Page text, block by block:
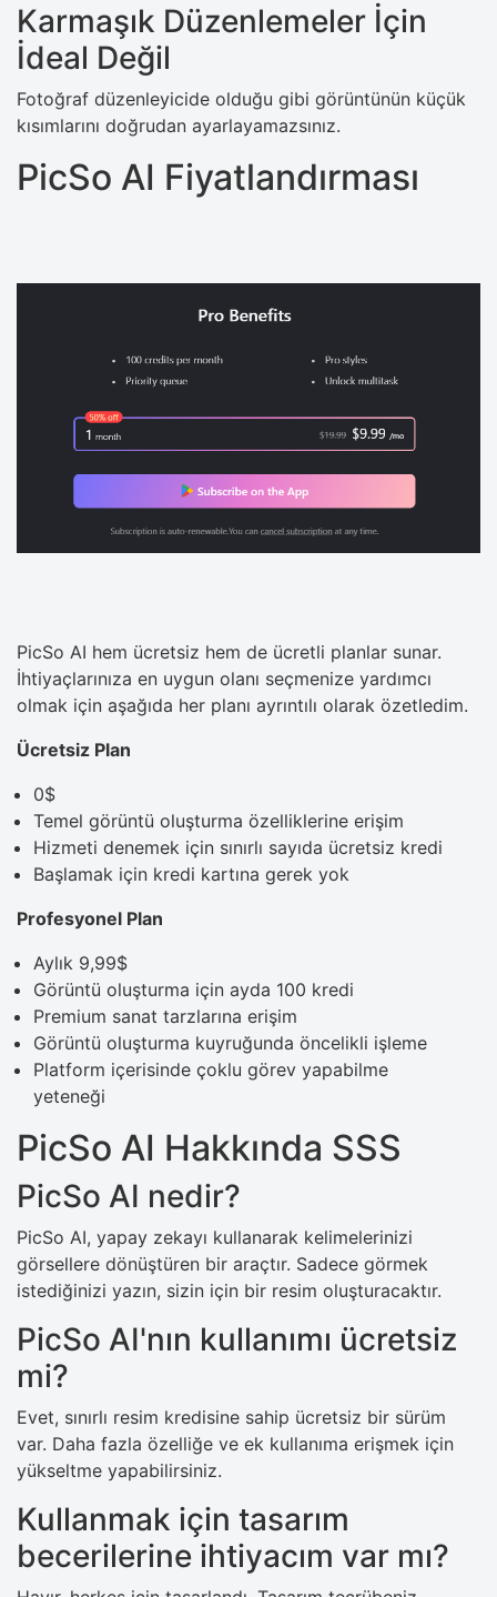
Karmaşık Düzenlemeler İçin
İdeal Değil
Fotoğraf düzenleyicide olduğu gibi görüntünün küçük
kısımlarını doğrudan ayarlayamazsınız.
PicSo AI Fiyatlandırması
PicSo AI hem ücretsiz hem de ücretli planlar sunar.
İhtiyaçlarınıza en uygun olanı seçmenize yardımcı
olmak için aşağıda her planı ayrıntılı olarak özetledim.
Ücretsiz Plan
0$
Temel görüntü oluşturma özelliklerine erişim
Hizmeti denemek için sınırlı sayıda ücretsiz kredi
Başlamak için kredi kartına gerek yok
Profesyonel Plan
Aylık 9,99$
Görüntü oluşturma için ayda 100 kredi
Premium sanat tarzlarına erişim
Görüntü oluşturma kuyruğunda öncelikli işleme
Platform içerisinde çoklu görev yapabilme
yeteneği
PicSo AI Hakkında SSS
PicSo AI nedir?
PicSo AI, yapay zekayı kullanarak kelimelerinizi
görsellere dönüştüren bir araçtır. Sadece görmek
istediğinizi yazın, sizin için bir resim oluşturacaktır.
PicSo AI'nın kullanımı ücretsiz
mi?
Evet, sınırlı resim kredisine sahip ücretsiz bir sürüm
var. Daha fazla özelliğe ve ek kullanıma erişmek için
yükseltme yapabilirsiniz.
Kullanmak için tasarım
becerilerine ihtiyacım var mı?